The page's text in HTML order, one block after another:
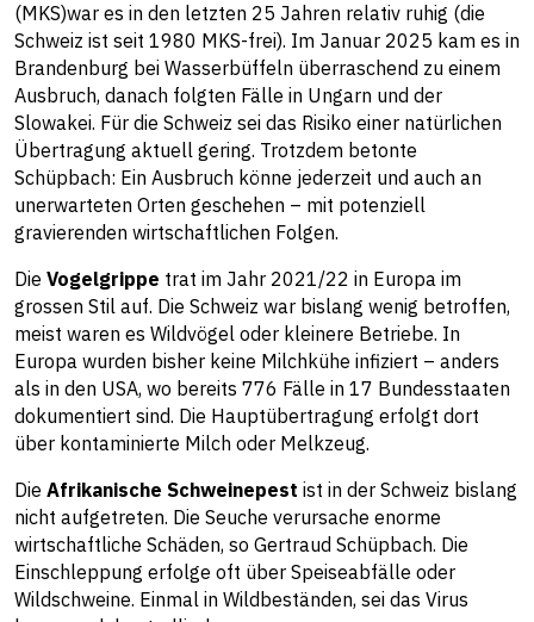
(MKS)war es in den letzten 25 Jahren relativ ruhig (die
Schweiz ist seit 1980 MKS-frei). Im Januar 2025 kam es in
Brandenburg bei Wasserbüffeln überraschend zu einem
Ausbruch, danach folgten Fälle in Ungarn und der
Slowakei. Für die Schweiz sei das Risiko einer natürlichen
Übertragung aktuell gering. Trotzdem betonte
Schüpbach: Ein Ausbruch könne jederzeit und auch an
unerwarteten Orten geschehen – mit potenziell
gravierenden wirtschaftlichen Folgen.
Die Vogelgrippe trat im Jahr 2021/22 in Europa im
grossen Stil auf. Die Schweiz war bislang wenig betroffen,
meist waren es Wildvögel oder kleinere Betriebe. In
Europa wurden bisher keine Milchkühe infiziert – anders
als in den USA, wo bereits 776 Fälle in 17 Bundesstaaten
dokumentiert sind. Die Hauptübertragung erfolgt dort
über kontaminierte Milch oder Melkzeug.
Die Afrikanische Schweinepest ist in der Schweiz bislang
nicht aufgetreten. Die Seuche verursache enorme
wirtschaftliche Schäden, so Gertraud Schüpbach. Die
Einschleppung erfolge oft über Speiseabfälle oder
Wildschweine. Einmal in Wildbeständen, sei das Virus